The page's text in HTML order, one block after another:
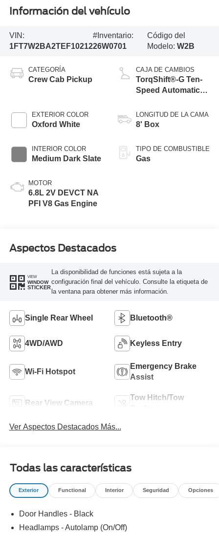
Información del vehículo
VIN:
1FT7W2BA2TEF10212
#Inventario:
26W0701
Código del
Modelo:W2B
CATEGORÍA
Crew Cab Pickup
EXTERIOR COLOR
Oxford White
INTERIOR COLOR
Medium Dark Slate
MOTOR
6.8L 2V DEVCT NA
PFI V8 Gas Engine
CAJA DE CAMBIOS
TorqShift®-G Ten-
Speed Automatic
Selectable Drive
Modes
LONGITUD DE LA CAMA
8' Box
TIPO DE COMBUSTIBLE
Gas
Aspectos Destacados
VIEW
WINDOW
STICKER
La disponibilidad de funciones está sujeta a la
configuración final del vehículo. Consulte la etiqueta de
la ventana para obtener más información.
Single Rear Wheel Bluetooth®
4WD/AWD Keyless Entry
Wi-Fi Hotspot
Emergency Brake
Assist
Rear View Camera
Tow Hitch/Tow
Ver Aspectos Destacados Más...
Todas las características
Exterior Functional Interior Seguridad Opciones
Door Handles - Black
Headlamps - Autolamp (On/Off)